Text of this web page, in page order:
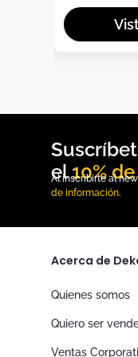
10%
Al inscribirte al
de información.
Acerca de
Quienes somos
Quiero ser
Ventas